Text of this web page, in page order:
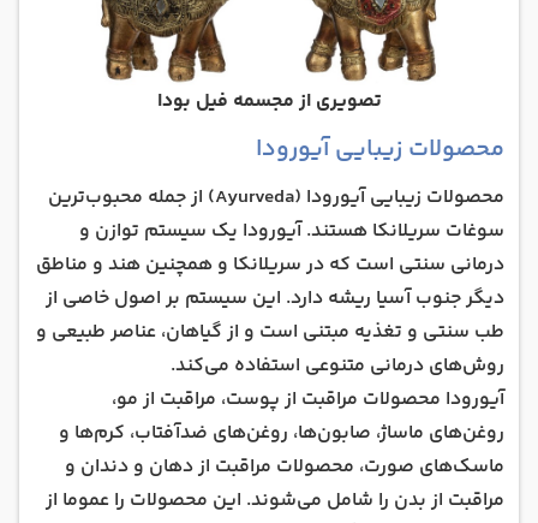
تصویری از مجسمه فیل بودا
محصولات زیبایی آیورودا
محصولات زیبایی آیورودا (Ayurveda) از جمله محبوب‌ترین
سوغات سریلانکا هستند. آیورودا یک سیستم توازن و
درمانی سنتی است که در سریلانکا و همچنین هند و مناطق
دیگر جنوب آسیا ریشه‌ دارد. این سیستم بر اصول خاصی از
طب سنتی و تغذیه مبتنی است و از گیاهان، عناصر طبیعی و
روش‌های درمانی متنوعی استفاده می‌کند.
آیورودا محصولات مراقبت از پوست، مراقبت از مو،
روغن‌های ماساژ، صابون‌ها، روغن‌های ضد‌آفتاب، کرم‌ها و
ماسک‌های صورت، محصولات مراقبت از دهان و دندان و
مراقبت از بدن را شامل می‌شوند. این محصولات را عموما از